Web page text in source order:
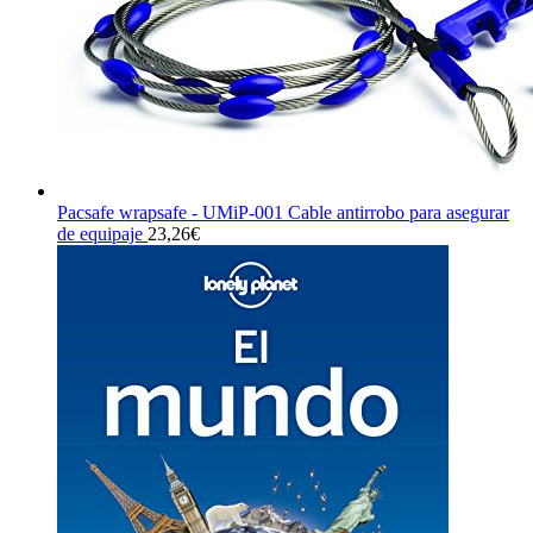
Pacsafe wrapsafe - UMiP-001 Cable antirrobo para asegurar
de equipaje 23,26€